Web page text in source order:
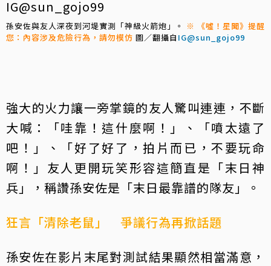
孫安佐與友人深夜到河堤實測「神級火箭炮」。
※ 《噓！星聞》提醒
您：內容涉及危險行為，請勿模仿 圖／翻攝自 IG@sun_gojo99
強大的火力讓一旁掌鏡的友人驚叫連連，不斷
大喊：「哇靠！這什麼啊！」、「噴太遠了
吧！」、「好了好了，拍片而已，不要玩命
啊！」友人更開玩笑形容這簡直是「末日神
兵」，稱讚孫安佐是「末日最靠譜的隊友」。
狂言「清除老鼠」 爭議行為再掀話題
孫安佐在影片末尾對測試結果顯然相當滿意，